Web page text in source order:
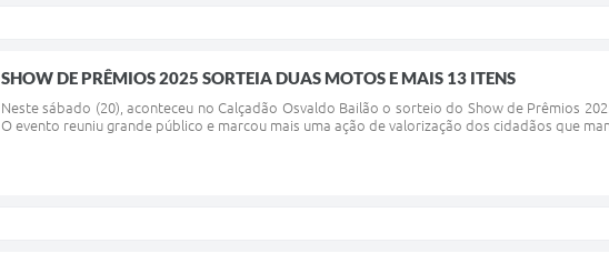
SHOW DE PRÊMIOS 2025 SORTEIA DUAS MOTOS E MAIS 13 ITENS
Neste sábado (20), aconteceu no Calçadão Osvaldo Bailão o sorteio do Show de Prêmios
O evento reuniu grande público e marcou mais uma ação de valorização dos cidadãos que